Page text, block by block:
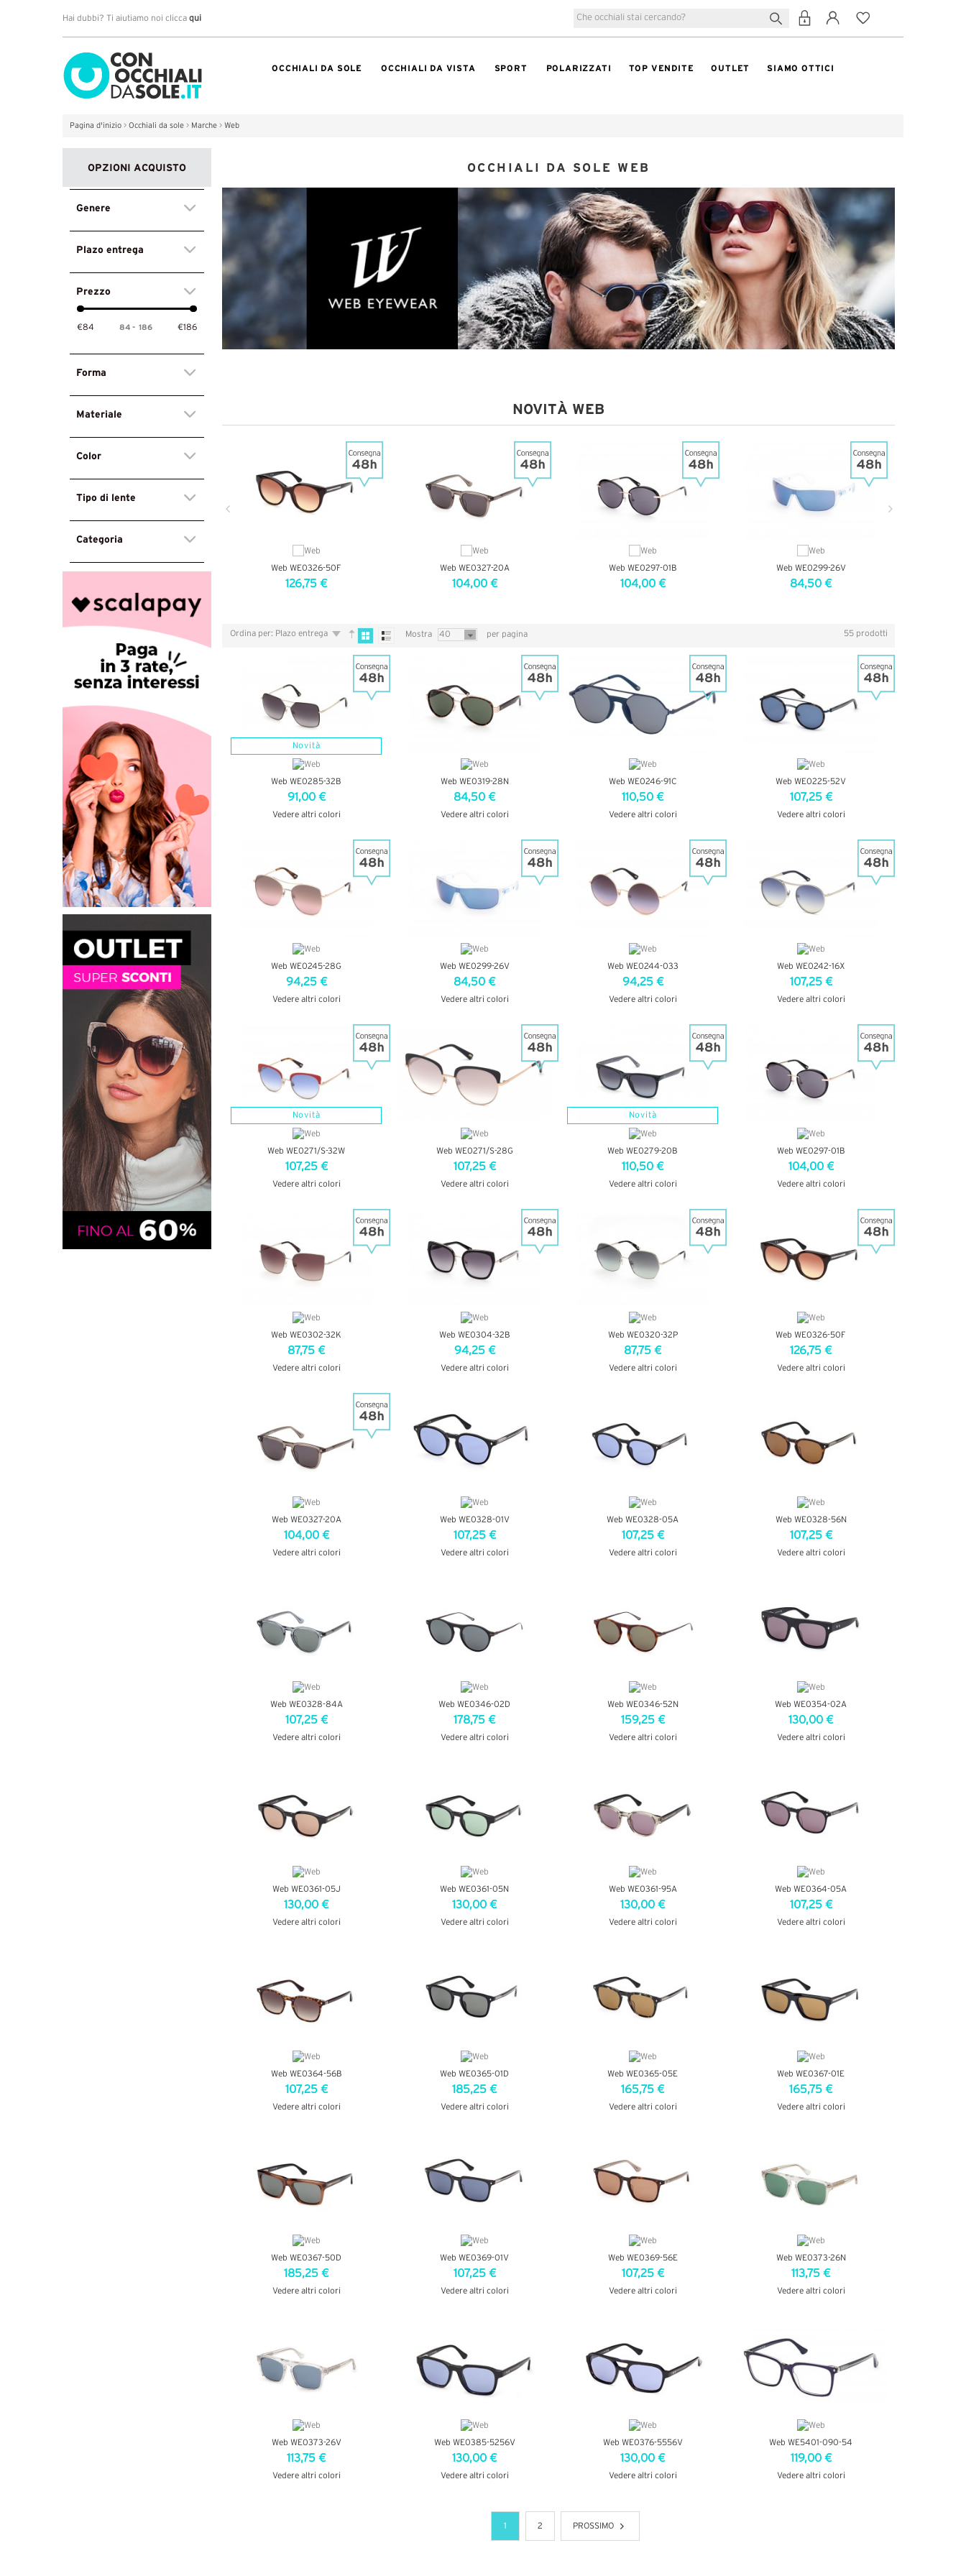
Hai dubbi? Ti aiutiamo noi clicca qui
OCCHIALI DA SOLE OCCHIALI DA VISTA SPORT POLARIZZATI TOP VENDITE OUTLET SIAMO OTTICI
Pagina d'inizio > Occhiali da sole > Marche > Web
OPZIONI ACQUISTO
Genere
Plazo entrega
Prezzo
€84 €186
84 -186
Forma
Materiale
Color
Tipo di lente
Categoria
OCCHIALI DA SOLE WEB
NOVITÀ WEB
Web WE0326-50F
126,75 €
Web WE0327-20A
104,00 €
Web WE0297-01B
104,00 €
Web WE0299-26V
84,50 €
Ordina per: Plazo entrega Mostra 40 per pagina 55 prodotti
Novità
Web WE0285-32B
91,00 €
Vedere altri colori
Web WE0319-28N
84,50 €
Vedere altri colori
Web WE0246-91C
110,50 €
Vedere altri colori
Web WE0225-52V
107,25 €
Vedere altri colori
Web WE0245-28G
94,25 €
Vedere altri colori
Web WE0299-26V
84,50 €
Vedere altri colori
Web WE0244-033
94,25 €
Vedere altri colori
Web WE0242-16X
107,25 €
Vedere altri colori
Novità
Web WE0271/S-32W
107,25 €
Vedere altri colori
Web WE0271/S-28G
107,25 €
Vedere altri colori
Novità
Web WE0279-20B
110,50 €
Vedere altri colori
Web WE0297-01B
104,00 €
Vedere altri colori
Web WE0302-32K
87,75 €
Vedere altri colori
Web WE0304-32B
94,25 €
Vedere altri colori
Web WE0320-32P
87,75 €
Vedere altri colori
Web WE0326-50F
126,75 €
Vedere altri colori
Web WE0327-20A
104,00 €
Vedere altri colori
Web WE0328-01V
107,25 €
Vedere altri colori
Web WE0328-05A
107,25 €
Vedere altri colori
Web WE0328-56N
107,25 €
Vedere altri colori
Web WE0328-84A
107,25 €
Vedere altri colori
Web WE0346-02D
178,75 €
Vedere altri colori
Web WE0346-52N
159,25 €
Vedere altri colori
Web WE0354-02A
130,00 €
Vedere altri colori
Web WE0361-05J
130,00 €
Vedere altri colori
Web WE0361-05N
130,00 €
Vedere altri colori
Web WE0361-95A
130,00 €
Vedere altri colori
Web WE0364-05A
107,25 €
Vedere altri colori
Web WE0364-56B
107,25 €
Vedere altri colori
Web WE0365-01D
185,25 €
Vedere altri colori
Web WE0365-05E
165,75 €
Vedere altri colori
Web WE0367-01E
165,75 €
Vedere altri colori
Web WE0367-50D
185,25 €
Vedere altri colori
Web WE0369-01V
107,25 €
Vedere altri colori
Web WE0369-56E
107,25 €
Vedere altri colori
Web WE0373-26N
113,75 €
Vedere altri colori
Web WE0373-26V
113,75 €
Vedere altri colori
Web WE0385-5256V
130,00 €
Vedere altri colori
Web WE0376-5556V
130,00 €
Vedere altri colori
Web WE5401-090-54
119,00 €
Vedere altri colori
1 2 PROSSIMO